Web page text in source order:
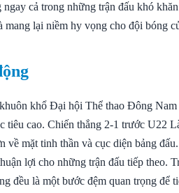
ngay cả trong những trận đấu khó
mang lại niềm hy vọng cho đội bóng
khổ Đại hội Thể thao Đông
tiêu cao. Chiến thắng 2-1 trước U22
về mặt tinh thần và cục diện bảng
lợi cho những trận đấu tiếp theo.
đều là một bước đệm quan trọng để